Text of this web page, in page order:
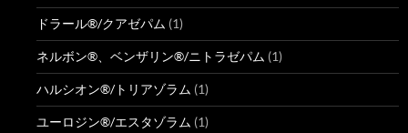
ドラール®/クアゼパム (1)
ネルボン®、ベンザリン®/ニトラゼパム (1)
ハルシオン®/トリアゾラム (1)
ユーロジン®/エスタゾラム (1)